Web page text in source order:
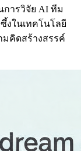
ารวิจัย AI ทีม
ซึ้งในเทคโนโลยี
คิดสร้างสรรค์